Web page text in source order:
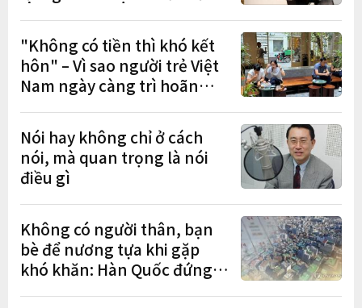
"Không có tiền thì khó kết
hôn" – Vì sao người trẻ Việt
Nam ngày càng trì hoãn
Nói hay không chỉ ở cách
nói, mà quan trọng là nói
điều gì
Không có người thân, bạn
bè để nương tựa khi gặp
khó khăn: Hàn Quốc đứng